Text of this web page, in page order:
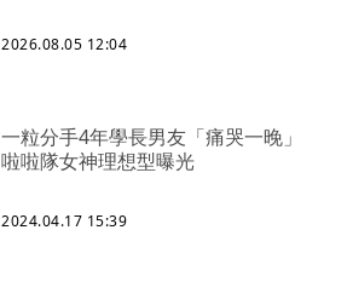
2026.08.05 12:04
一粒分手4年學長男友「痛哭一晚」
啦啦隊女神理想型曝光
2024.04.17 15:39